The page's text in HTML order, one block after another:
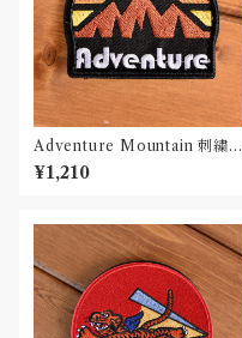
Adventure Mountain 刺繍ワ
ッペン Patch
¥1,210